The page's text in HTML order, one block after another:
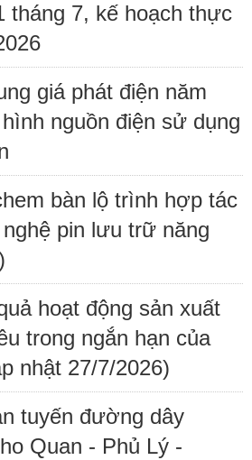
tháng 7, kế hoạch thực
giá phát điện năm
nguồn điện sử dụng
bàn lộ trình hợp tác
pin lưu trữ năng
hoạt động sản xuất
trong ngắn hạn của
nhật 27/7/2026)
tuyến đường dây
Quan - Phủ Lý -